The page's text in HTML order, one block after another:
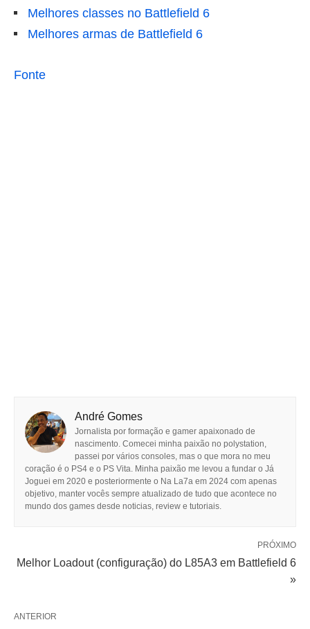
Melhores classes no Battlefield 6
Melhores armas de Battlefield 6
Fonte
André Gomes
Jornalista por formação e gamer apaixonado de
nascimento. Comecei minha paixão no polystation,
passei por vários consoles, mas o que mora no meu
coração é o PS4 e o PS Vita. Minha paixão me levou a fundar o Já
Joguei em 2020 e posteriormente o Na La7a em 2024 com apenas
objetivo, manter vocês sempre atualizado de tudo que acontece no
mundo dos games desde noticias, review e tutoriais.
PRÓXIMO
Melhor Loadout (configuração) do L85A3 em Battlefield 6
»
ANTERIOR